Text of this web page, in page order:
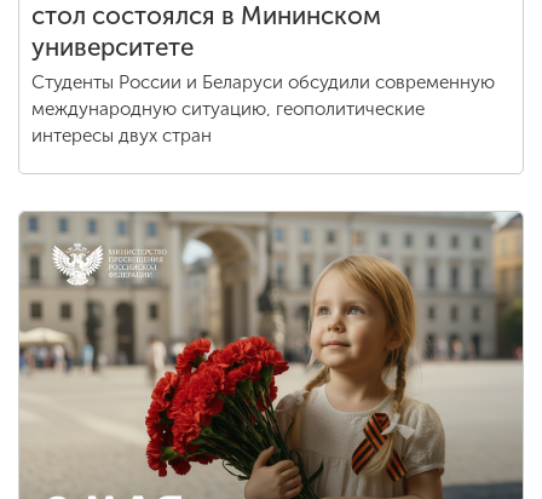
Студенческая жизнь
Сведения об
образовательной
ENG SPN CHI
Приемная
комиссия
+7 (831) 262-26-20
стол состоялся в Мининском
университете
Студенты России и Беларуси обсудили современную
международную ситуацию, геополитические
интересы двух стран